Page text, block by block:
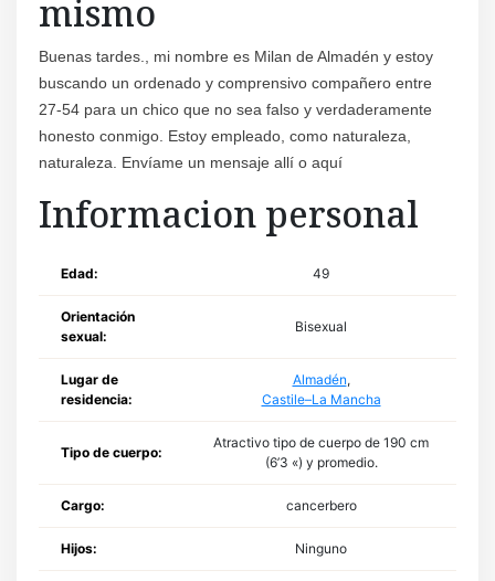
mismo
Buenas tardes., mi nombre es Milan de Almadén y estoy
buscando un ordenado y comprensivo compañero entre
27-54 para un chico que no sea falso y verdaderamente
honesto conmigo. Estoy empleado, como naturaleza,
naturaleza. Envíame un mensaje allí o aquí
Informacion personal
Edad: 49
Orientación
sexual:
Bisexual
Lugar de
residencia:
Almadén,
Castile–La Mancha
Tipo de cuerpo:
Atractivo tipo de cuerpo de 190 cm
(6’3 «) y promedio.
Cargo: cancerbero
Hijos: Ninguno